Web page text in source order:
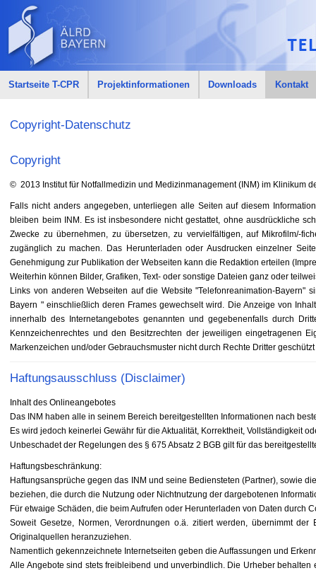
Startseite T-CPR Projektinformationen Downloads Kontakt
Copyright-Datenschutz
Copyright
© 2013 Institut für Notfallmedizin und Medizinmanagement (INM) im Klinikum
Falls nicht anders angegeben, unterliegen alle Seiten auf diesem
bleiben beim INM. Es ist insbesondere nicht gestattet, ohne ausdrückliche
Zwecke zu übernehmen, zu übersetzen, zu vervielfältigen, auf Mikrofilm/-
zugänglich zu machen. Das Herunterladen oder Ausdrucken einzelner
Genehmigung zur Publikation der Webseiten kann die Redaktion erteilen
Weiterhin können Bilder, Grafiken, Text- oder sonstige Dateien ganz oder
Links von anderen Webseiten auf die Website "Telefonreanimation-Bayern"
Bayern " einschließlich deren Frames gewechselt wird. Die Anzeige von
innerhalb des Internetangebotes genannten und gegebenenfalls durch
Kennzeichenrechtes und den Besitzrechten der jeweiligen eingetragenen
Markenzeichen und/oder Gebrauchsmuster nicht durch Rechte Dritter
Haftungsausschluss (Disclaimer)
Inhalt des Onlineangebotes
Das INM haben alle in seinem Bereich bereitgestellten Informationen nach
Es wird jedoch keinerlei Gewähr für die Aktualität, Korrektheit, Vollständigkeit
Unbeschadet der Regelungen des § 675 Absatz 2 BGB gilt für das
Haftungsbeschränkung:
Haftungsansprüche gegen das INM und seine Bediensteten (Partner), sowie
beziehen, die durch die Nutzung oder Nichtnutzung der dargebotenen
Für etwaige Schäden, die beim Aufrufen oder Herunterladen von Daten durch
Soweit Gesetze, Normen, Verordnungen o.ä. zitiert werden, übernimmt
Originalquellen heranzuziehen.
Namentlich gekennzeichnete Internetseiten geben die Auffassungen und
Alle Angebote sind stets freibleibend und unverbindlich. Die Urheber